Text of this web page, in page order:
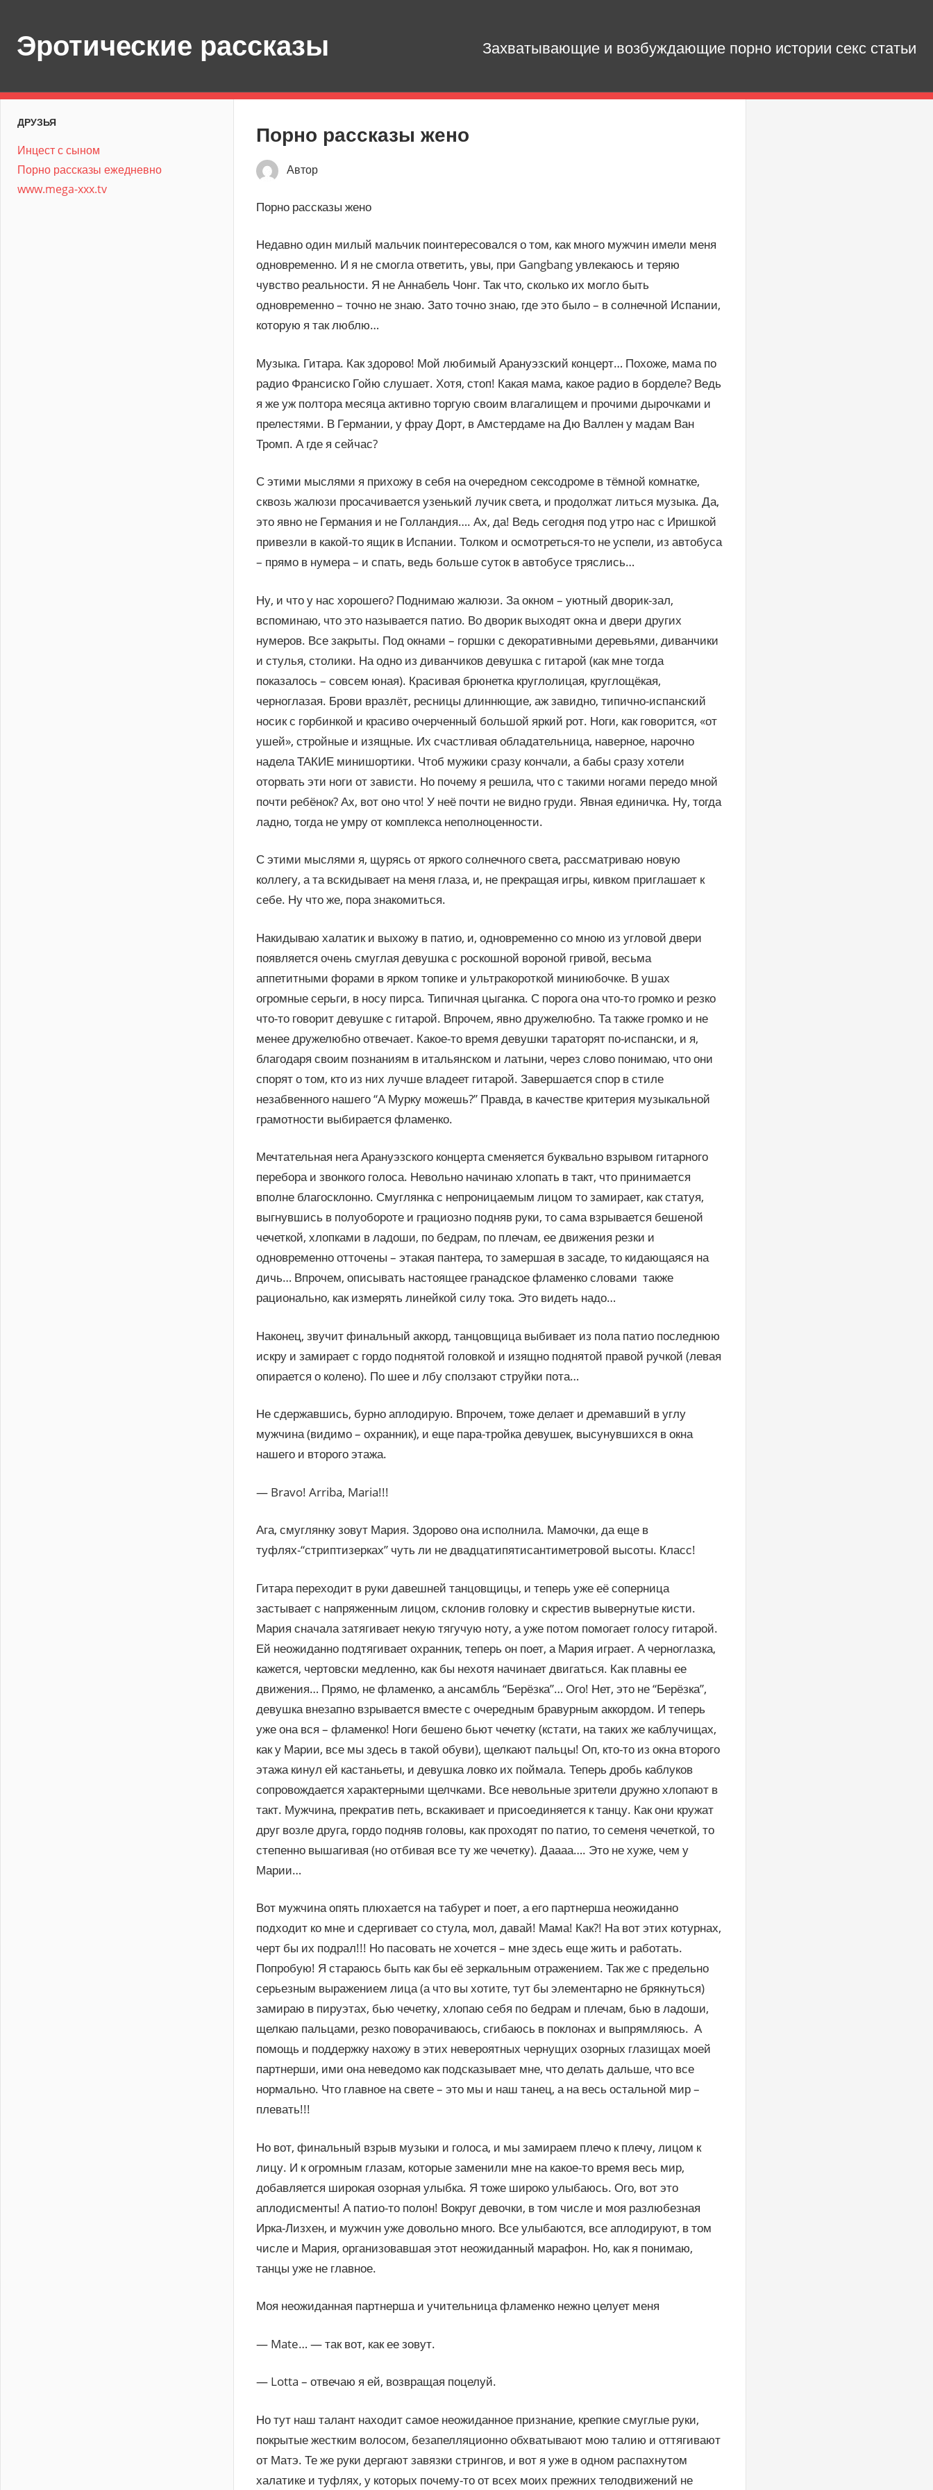
содержимому
Эротические рассказы Захватывающие и возбуждающие порно истории секс статьи
Порно рассказы жено
Автор
Порно рассказы жено
Недавно один милый мальчик поинтересовался о том, как много мужчин имели меня
одновременно. И я не смогла ответить, увы, при Gangbang увлекаюсь и теряю
чувство реальности. Я не Аннабель Чонг. Так что, сколько их могло быть
одновременно – точно не знаю. Зато точно знаю, где это было – в солнечной Испании,
которую я так люблю…
Музыка. Гитара. Как здорово! Мой любимый Арануэзский концерт… Похоже, мама по
радио Франсиско Гойю слушает. Хотя, стоп! Какая мама, какое радио в борделе? Ведь
я же уж полтора месяца активно торгую своим влагалищем и прочими дырочками и
прелестями. В Германии, у фрау Дорт, в Амстердаме на Дю Валлен у мадам Ван
Тромп. А где я сейчас?
С этими мыслями я прихожу в себя на очередном сексодроме в тёмной комнатке,
сквозь жалюзи просачивается узенький лучик света, и продолжат литься музыка. Да,
это явно не Германия и не Голландия…. Ах, да! Ведь сегодня под утро нас с Иришкой
привезли в какой-то ящик в Испании. Толком и осмотреться-то не успели, из автобуса
– прямо в нумера – и спать, ведь больше суток в автобусе тряслись…
Ну, и что у нас хорошего? Поднимаю жалюзи. За окном – уютный дворик-зал,
вспоминаю, что это называется патио. Во дворик выходят окна и двери других
нумеров. Все закрыты. Под окнами – горшки с декоративными деревьями, диванчики
и стулья, столики. На одно из диванчиков девушка с гитарой (как мне тогда
показалось – совсем юная). Красивая брюнетка круглолицая, круглощёкая,
черноглазая. Брови вразлёт, ресницы длиннющие, аж завидно, типично-испанский
носик с горбинкой и красиво очерченный большой яркий рот. Ноги, как говорится, «от
ушей», стройные и изящные. Их счастливая обладательница, наверное, нарочно
надела ТАКИЕ минишортики. Чтоб мужики сразу кончали, а бабы сразу хотели
оторвать эти ноги от зависти. Но почему я решила, что с такими ногами передо мной
почти ребёнок? Ах, вот оно что! У неё почти не видно груди. Явная единичка. Ну, тогда
ладно, тогда не умру от комплекса неполноценности.
С этими мыслями я, щурясь от яркого солнечного света, рассматриваю новую
коллегу, а та вскидывает на меня глаза, и, не прекращая игры, кивком приглашает к
себе. Ну что же, пора знакомиться.
Накидываю халатик и выхожу в патио, и, одновременно со мною из угловой двери
появляется очень смуглая девушка с роскошной вороной гривой, весьма
аппетитными форами в ярком топике и ультракороткой миниюбочке. В ушах
огромные серьги, в носу пирса. Типичная цыганка. С порога она что-то громко и резко
что-то говорит девушке с гитарой. Впрочем, явно дружелюбно. Та также громко и не
менее дружелюбно отвечает. Какое-то время девушки тараторят по-испански, и я,
благодаря своим познаниям в итальянском и латыни, через слово понимаю, что они
спорят о том, кто из них лучше владеет гитарой. Завершается спор в стиле
незабвенного нашего “А Мурку можешь?” Правда, в качестве критерия музыкальной
грамотности выбирается фламенко.
Мечтательная нега Арануэзского концерта сменяется буквально взрывом гитарного
перебора и звонкого голоса. Невольно начинаю хлопать в такт, что принимается
вполне благосклонно. Смуглянка с непроницаемым лицом то замирает, как статуя,
выгнувшись в полуобороте и грациозно подняв руки, то сама взрывается бешеной
чечеткой, хлопками в ладоши, по бедрам, по плечам, ее движения резки и
одновременно отточены – этакая пантера, то замершая в засаде, то кидающаяся на
дичь… Впрочем, описывать настоящее гранадское фламенко словами также
рационально, как измерять линейкой силу тока. Это видеть надо…
Наконец, звучит финальный аккорд, танцовщица выбивает из пола патио последнюю
искру и замирает с гордо поднятой головкой и изящно поднятой правой ручкой (левая
опирается о колено). По шее и лбу сползают струйки пота…
Не сдержавшись, бурно аплодирую. Впрочем, тоже делает и дремавший в углу
мужчина (видимо – охранник), и еще пара-тройка девушек, высунувшихся в окна
нашего и второго этажа.
— Bravo! Arriba, Maria!!!
Ага, смуглянку зовут Мария. Здорово она исполнила. Мамочки, да еще в
туфлях-“стриптизерках” чуть ли не двадцатипятисантиметровой высоты. Класс!
Гитара переходит в руки давешней танцовщицы, и теперь уже её соперница
застывает с напряженным лицом, склонив головку и скрестив вывернутые кисти.
Мария сначала затягивает некую тягучую ноту, а уже потом помогает голосу гитарой.
Ей неожиданно подтягивает охранник, теперь он поет, а Мария играет. А черноглазка,
кажется, чертовски медленно, как бы нехотя начинает двигаться. Как плавны ее
движения… Прямо, не фламенко, а ансамбль “Берёзка”… Ого! Нет, это не “Берёзка”,
девушка внезапно взрывается вместе с очередным бравурным аккордом. И теперь
уже она вся – фламенко! Ноги бешено бьют чечетку (кстати, на таких же каблучищах,
как у Марии, все мы здесь в такой обуви), щелкают пальцы! Оп, кто-то из окна второго
этажа кинул ей кастаньеты, и девушка ловко их поймала. Теперь дробь каблуков
сопровождается характерными щелчками. Все невольные зрители дружно хлопают в
такт. Мужчина, прекратив петь, вскакивает и присоединяется к танцу. Как они кружат
друг возле друга, гордо подняв головы, как проходят по патио, то семеня чечеткой, то
степенно вышагивая (но отбивая все ту же чечетку). Даааа…. Это не хуже, чем у
Марии…
Вот мужчина опять плюхается на табурет и поет, а его партнерша неожиданно
подходит ко мне и сдергивает со стула, мол, давай! Мама! Как?! На вот этих котурнах,
черт бы их подрал!!! Но пасовать не хочется – мне здесь еще жить и работать.
Попробую! Я стараюсь быть как бы её зеркальным отражением. Так же с предельно
серьезным выражением лица (а что вы хотите, тут бы элементарно не брякнуться)
замираю в пируэтах, бью чечетку, хлопаю себя по бедрам и плечам, бью в ладоши,
щелкаю пальцами, резко поворачиваюсь, сгибаюсь в поклонах и выпрямляюсь. А
помощь и поддержку нахожу в этих невероятных чернущих озорных глазищах моей
партнерши, ими она неведомо как подсказывает мне, что делать дальше, что все
нормально. Что главное на свете – это мы и наш танец, а на весь остальной мир –
плевать!!!
Но вот, финальный взрыв музыки и голоса, и мы замираем плечо к плечу, лицом к
лицу. И к огромным глазам, которые заменили мне на какое-то время весь мир,
добавляется широкая озорная улыбка. Я тоже широко улыбаюсь. Ого, вот это
аплодисменты! А патио-то полон! Вокруг девочки, в том числе и моя разлюбезная
Ирка-Лизхен, и мужчин уже довольно много. Все улыбаются, все аплодируют, в том
числе и Мария, организовавшая этот неожиданный марафон. Но, как я понимаю,
танцы уже не главное.
Моя неожиданная партнерша и учительница фламенко нежно целует меня
— Mate… — так вот, как ее зовут.
— Lotta – отвечаю я ей, возвращая поцелуй.
Но тут наш талант находит самое неожиданное признание, крепкие смуглые руки,
покрытые жестким волосом, безапелляционно обхватывают мою талию и оттягивают
от Матэ. Те же руки дергают завязки стрингов, и вот я уже в одном распахнутом
халатике и туфлях, у которых почему-то от всех моих прежних телодвижений не
ДРУЗЬЯ
Инцест с сыном
Порно рассказы ежедневно
www.mega-xxx.tv